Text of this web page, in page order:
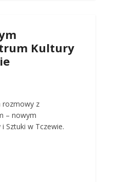
Kultury
rozmowy z
– nowym
Sztuki w Tczewie.